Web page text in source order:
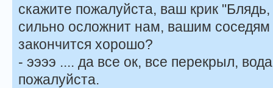
скажите пожалуйста, ваш крик
сильно осложнит нам, вашим соседям
закончится хорошо?
- ээээ .... да все ок, все перекрыл,
пожалуйста.